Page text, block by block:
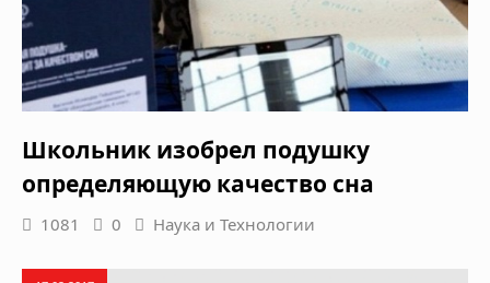
Школьник изобрел подушку
определяющую качество сна
1081 0 Наука и Технологии